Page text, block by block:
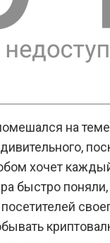
на
хочет
быстро поняли,